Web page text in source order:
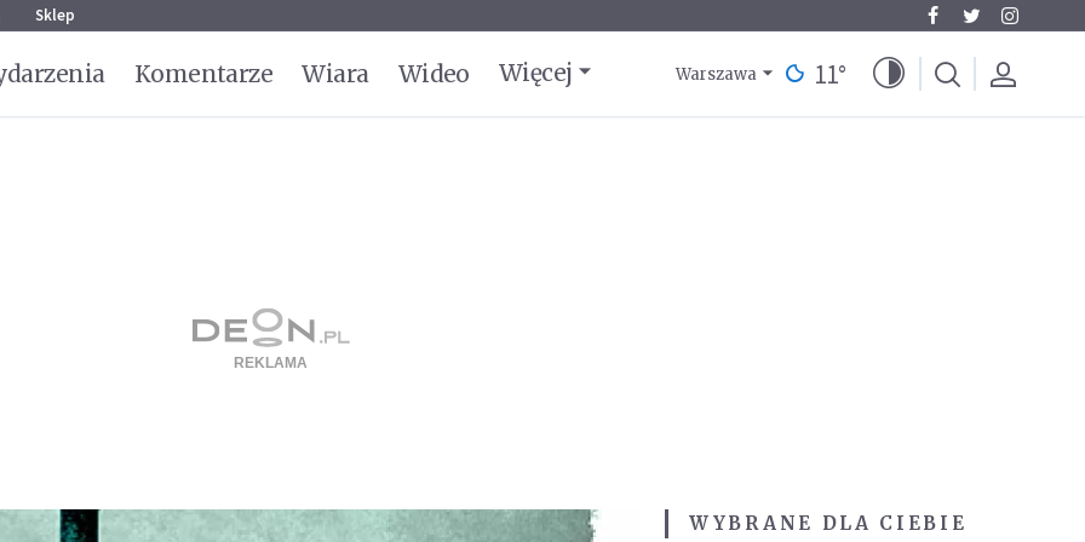
Sklep
Komentarze Wiara Wideo Więcej Warszawa 11°
WYBRANE DLA CIEBIE